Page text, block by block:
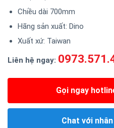
Chiều dài 700mm
Hãng sản xuất: Dino
Xuất xứ: Taiwan
Liên hệ ngay:
Gọi ngay
Chat với